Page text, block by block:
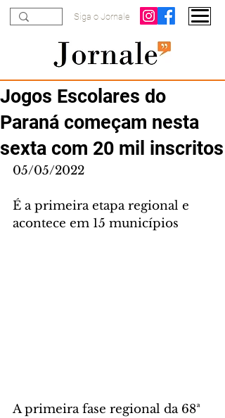
Siga o Jornale
Jogos Escolares do
Paraná começam nesta
sexta com 20 mil inscritos
05/05/2022
É a primeira etapa regional e
acontece em 15 municípios
A primeira fase regional da 68ª